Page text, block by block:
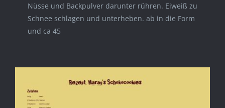
Nüsse und Backpulver darunter rühren. Eiweiß zu
Schnee schlagen und unterheben. ab in die Form
und ca 45